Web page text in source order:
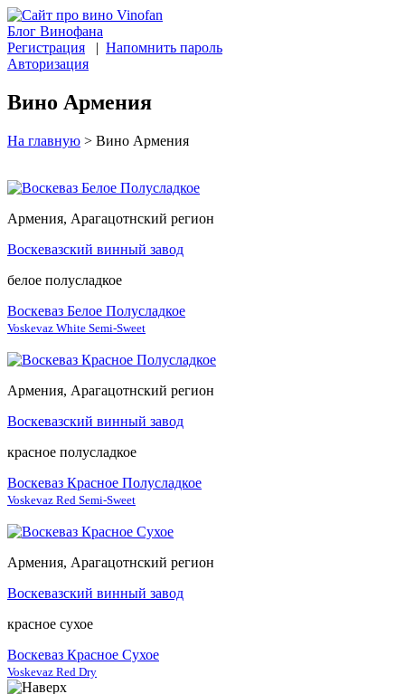
Блог Винофана
Регистрация | Напомнить пароль
Авторизация
Вино Армения
На главную > Вино Армения
Армения, Арагацотнский регион
Воскевазский винный завод
белое полусладкое
Воскеваз Белое Полусладкое
Voskevaz White Semi-Sweet
Армения, Арагацотнский регион
Воскевазский винный завод
красное полусладкое
Воскеваз Красное Полусладкое
Voskevaz Red Semi-Sweet
Армения, Арагацотнский регион
Воскевазский винный завод
красное сухое
Воскеваз Красное Сухое
Voskevaz Red Dry